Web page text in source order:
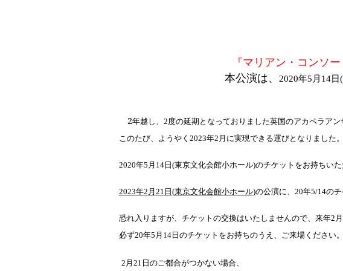
『マリアン・コンソ
本公演は、
2020年5月14
2年越し、2度の延期となっておりました英国のアカペラア
このたび、ようやく 2023年2 月に実現できる運びとなりました。
2020年5 月 14日 (東京文化会館小ホール)のチケットをお持ちいた
2023年2 月 21 日 (東京文化会館小ホール)の公演に、 20年5/14のチ
恐れ入りますが、チケットの交換はいたしませんので、来年2 月
必ず20年5 月 14日のチケットをお持ちのうえ、ご来場ください。
2 月 21 日のご都合がつかない場合、